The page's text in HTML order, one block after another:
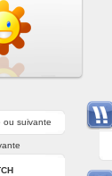
ou suivante